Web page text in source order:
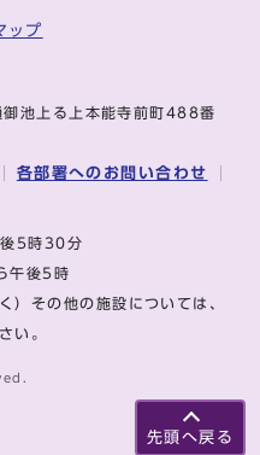
先頭へ戻る
ップ
池上る上本能寺前町488番
各部署へのお問い合わせ
後5時30分
午後5時
）その他の施設については、
い。